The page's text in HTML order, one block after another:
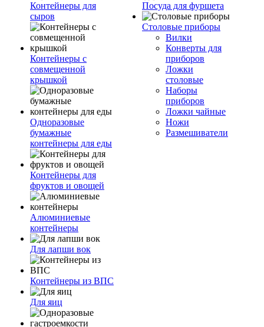
Контейнеры для
сыров
Контейнеры с
совмещенной
крышкой
Одноразовые
бумажные
контейнеры для еды
Контейнеры для
фруктов и овощей
Алюминиевые
контейнеры
Для лапши вок
Контейнеры из ВПС
Для яиц
Посуда для фуршета
Столовые приборы
Вилки
Конверты для
приборов
Ложки
столовые
Наборы
приборов
Ложки чайные
Ножи
Размешиватели